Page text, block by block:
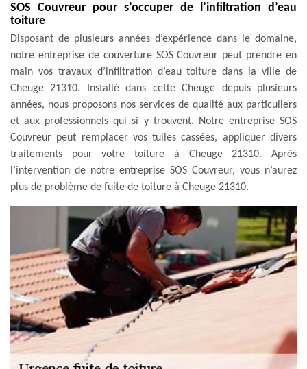
SOS Couvreur pour s’occuper de l’infiltration d’eau
toiture
Disposant de plusieurs années d’expérience dans le domaine,
notre entreprise de couverture SOS Couvreur peut prendre en
main vos travaux d’infiltration d’eau toiture dans la ville de
Cheuge 21310. Installé dans cette Cheuge depuis plusieurs
années, nous proposons nos services de qualité aux particuliers
et aux professionnels qui si y trouvent. Notre entreprise SOS
Couvreur peut remplacer vos tuiles cassées, appliquer divers
traitements pour votre toiture à Cheuge 21310. Après
l’intervention de notre entreprise SOS Couvreur, vous n’aurez
plus de problème de fuite de toiture à Cheuge 21310.